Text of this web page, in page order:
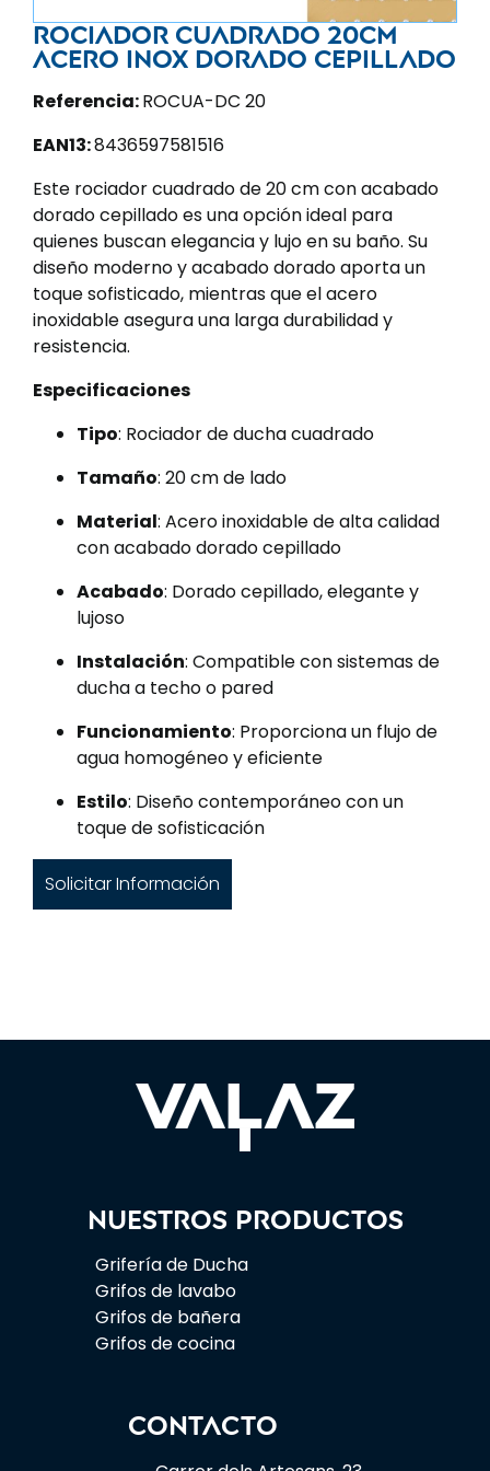
Rociador cuadrado 20cm
acero inox dorado cepillado
Referencia:ROCUA-DC 20
EAN13:8436597581516
Este rociador cuadrado de 20 cm con acabado
dorado cepillado es una opción ideal para
quienes buscan elegancia y lujo en su baño. Su
diseño moderno y acabado dorado aporta un
toque sofisticado, mientras que el acero
inoxidable asegura una larga durabilidad y
resistencia.
Especificaciones
Tipo: Rociador de ducha cuadrado
Tamaño: 20 cm de lado
Material: Acero inoxidable de alta calidad
con acabado dorado cepillado
Acabado: Dorado cepillado, elegante y
lujoso
Instalación: Compatible con sistemas de
ducha a techo o pared
Funcionamiento: Proporciona un flujo de
agua homogéneo y eficiente
Estilo: Diseño contemporáneo con un
toque de sofisticación
Solicitar Información
Nuestros productos
Grifería de Ducha
Grifos de lavabo
Grifos de bañera
Grifos de cocina
CONTACTO